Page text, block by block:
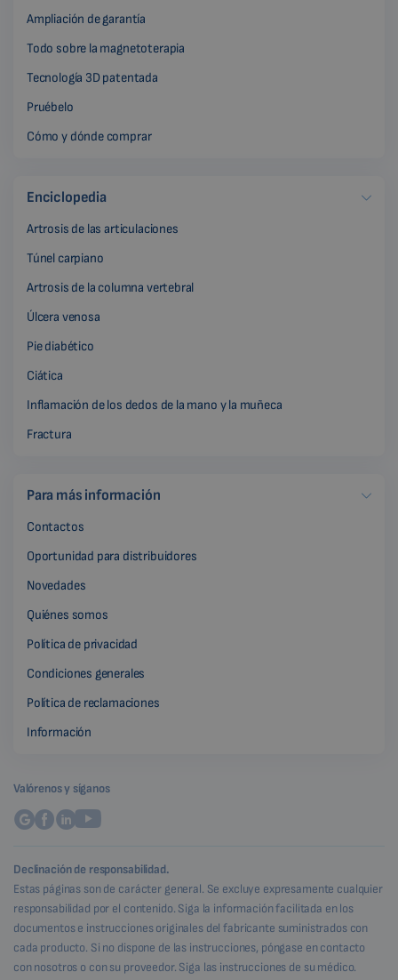
Ampliación de garantía
Todo sobre la magnetoterapia
Tecnología 3D patentada
Pruébelo
Cómo y dónde comprar
Enciclopedia
Artrosis de las articulaciones
Túnel carpiano
Artrosis de la columna vertebral
Úlcera venosa
Pie diabético
Ciática
Inflamación de los dedos de la mano y la muñeca
Fractura
Para más información
Contactos
Oportunidad para distribuidores
Novedades
Quiénes somos
Política de privacidad
Condiciones generales
Política de reclamaciones
Información
Valórenos y síganos
Declinación de responsabilidad.
Estas páginas son de carácter general. Se excluye expresamente cualquier
responsabilidad por el contenido. Siga la información facilitada en los
documentos e instrucciones originales del fabricante suministrados con
cada producto. Si no dispone de las instrucciones, póngase en contacto
con nosotros o con su proveedor. Siga las instrucciones de su médico.